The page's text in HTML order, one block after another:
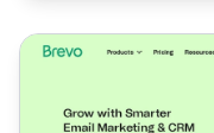
Sendinblue Affiliate